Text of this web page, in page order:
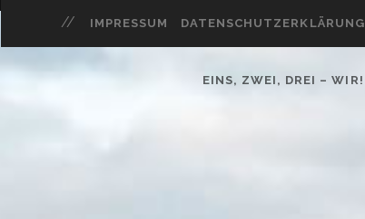
IMPRESSUM DATENSCHUTZERKLÄRUNG
EINS, ZWEI, DREI – WIR!